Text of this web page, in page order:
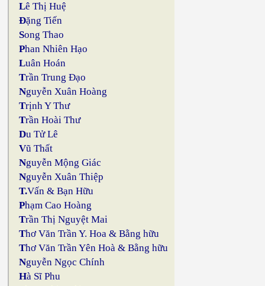
Lê Thị Huệ
Đặng Tiến
Song Thao
Phan Nhiên Hạo
Luân Hoán
Trần Trung Đạo
Nguyễn Xuân Hoàng
Trịnh Y Thư
Trần Hoài Thư
Du Tử Lê
Vũ Thất
Nguyễn Mộng Giác
Nguyễn Xuân Thiệp
T.Vấn & Bạn Hữu
Phạm Cao Hoàng
Trần Thị Nguyệt Mai
Thơ Văn Trần Y. Hoa & Bằng hữu
Thơ Văn Trần Yên Hoà & Bằng hữu
Nguyễn Ngọc Chính
Hà Sĩ Phu